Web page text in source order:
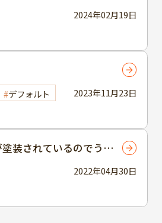
2024年02月19日
2023年11月23日
デフォルト
2022年04月30日
塗装されているのでうち
と屋根・外壁塗装を検